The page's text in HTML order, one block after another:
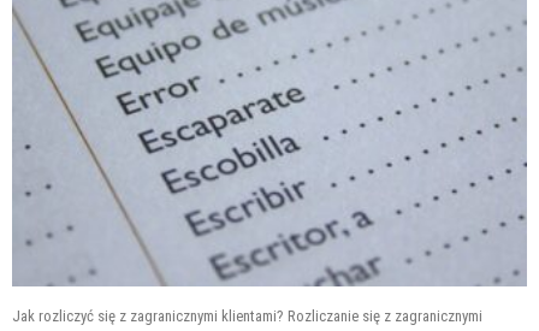
Jak rozliczyć się z zagranicznymi klientami? Rozliczanie się z zagranicznymi